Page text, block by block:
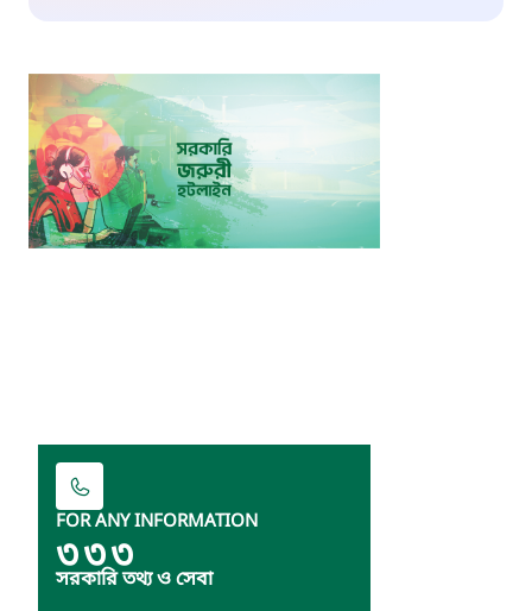
FOR ANY INFORMATION
৩৩৩
সরকারি তথ্য ও সেবা